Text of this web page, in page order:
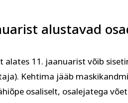
alustavad
alates 11. jaanuarist võib
Kehtima jääb
osaliselt, osalejatega